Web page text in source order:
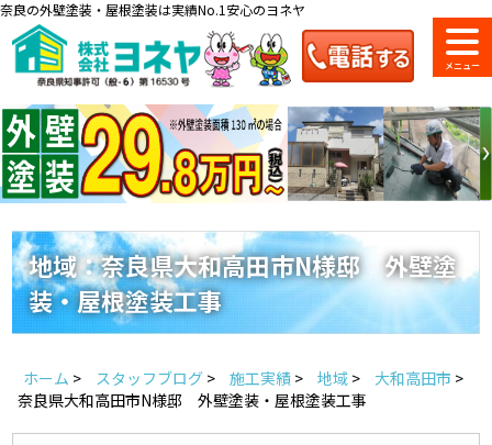
奈良の外壁塗装・屋根塗装は実績No.1安心のヨネヤ
料金一覧 会社案内 ショールーム
のご紹介
来店予約 お問い合わせ
お見積り お電話
地域の事例がいっぱい
ヨネヤの施工実績
地域：奈良県大和高田市N様邸 外壁塗
装・屋根塗装工事
ホーム > スタッフブログ > 施工実績 > 地域 > 大和高田市 >
奈良県大和高田市N様邸 外壁塗装・屋根塗装工事